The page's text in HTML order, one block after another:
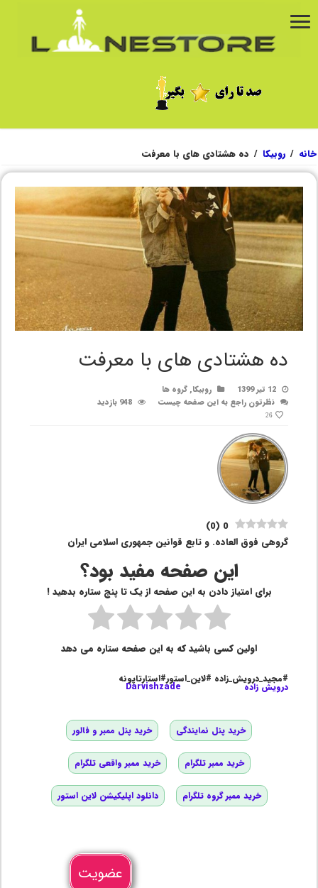
خانه / روبیکا / ده هشتادی های با معرفت
ده هشتادی های با معرفت
12 تیر 1399 روبیکا,گروه ها
نظرتون راجع به این صفحه چیست
948 بازدید
26
0
(
0
)
گروهی فوق العاده. و تابع قوانین جمهوری اسلامی ایران
این صفحه مفید بود؟
برای امتیاز دادن به این صفحه از یک تا پنج ستاره بدهید !
اولین کسی باشید که به این صفحه ستاره می دهد
#مجید_درویش_زاده #لاین_استور#استارتاپونه
درویش زاده Darvishzade
خرید پنل نمایندگی خرید پنل ممبر و فالور
خرید ممبر تلگرام خرید ممبر واقعی تلگرام
خرید ممبر گروه تلگرام دانلود اپلیکیشن لاین استور
عضویت